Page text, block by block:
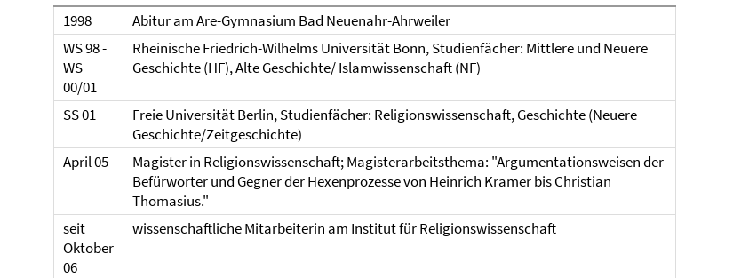
1998
Abitur am Are-Gymnasium Bad Neuenahr-Ahrweiler
WS 98 -
WS
00/01
Rheinische Friedrich-Wilhelms Universität Bonn, Studienfächer: Mittlere und Neuere
Geschichte (HF), Alte Geschichte/ Islamwissenschaft (NF)
SS 01
Freie Universität Berlin, Studienfächer: Religionswissenschaft, Geschichte (Neuere
Geschichte/Zeitgeschichte)
April 05
Magister in Religionswissenschaft; Magisterarbeitsthema: "Argumentationsweisen der
Befürworter und Gegner der Hexenprozesse von Heinrich Kramer bis Christian
Thomasius."
seit
Oktober
06
wissenschaftliche Mitarbeiterin am Institut für Religionswissenschaft